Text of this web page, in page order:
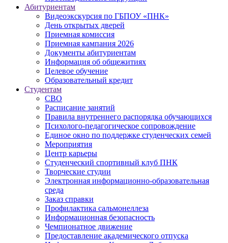
Абитуриентам
Видеоэкскурсия по ГБПОУ «ПНК»
День открытых дверей
Приемная комиссия
Приемная кампания 2026
Дoкументы абитуриентам
Информация об общежитиях
Целевое обучение
Образовательный кредит
Студентам
СВО
Расписание занятий
Правила внутреннего распорядка обучающихся
Психолого-педагогическое сопровождение
Единое окно по поддержке студенческих семей
Мероприятия
Центр карьеры
Студенческий спортивный клуб ПНК
Творческие студии
Электронная информационно-образовательная
среда
Заказ справки
Профилактика сальмонеллеза
Информационная безопасность
Чемпионатное движение
Предоставление академического отпуска